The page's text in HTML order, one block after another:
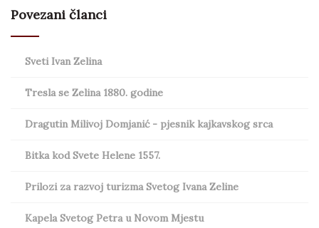
Povezani članci
Sveti Ivan Zelina
Tresla se Zelina 1880. godine
Dragutin Milivoj Domjanić - pjesnik kajkavskog srca
Bitka kod Svete Helene 1557.
Prilozi za razvoj turizma Svetog Ivana Zeline
Kapela Svetog Petra u Novom Mjestu